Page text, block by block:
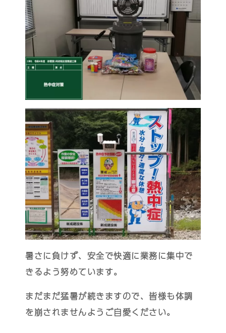
暑さに負けず、安全で快適に業務に集中で
きるよう努めています。
まだまだ猛暑が続きますので、皆様も体調
を崩されませんようご自愛ください。